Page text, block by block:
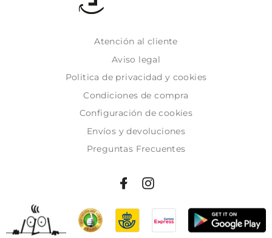
Atención al cliente
Aviso legal
Politica de privacidad y cookies
Condiciones de compra
Configuración de cookies
Envíos y devoluciones
Preguntas Frecuentes